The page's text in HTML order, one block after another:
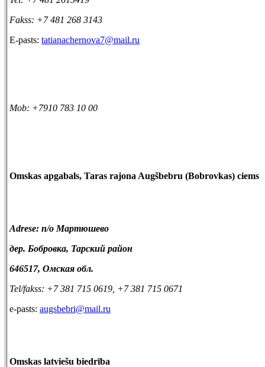
Fakss: +7 481 268 3143
E-pasts: tatianachernova7@mail.ru
Mob: +7910 783 10 00
Omskas apgabals, Taras rajona Augšbebru (Bobrovkas) ciems
Adrese: п/о Мартюшево
дер. Бобровка, Тарский район
646517, Омская обл.
Tel/fakss: +7 381 715 0619, +7 381 715 0671
e-pasts: augsbebri@mail.ru
Omskas latviešu biedrība